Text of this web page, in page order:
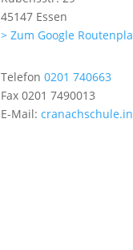
45147 Essen
> Zum Google
Telefon 0201 740663
Fax 0201 7490013
E-Mail: